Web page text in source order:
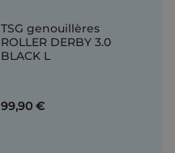
TSG genouillères
ROLLER DERBY 3.0
BLACK L
99,90 €